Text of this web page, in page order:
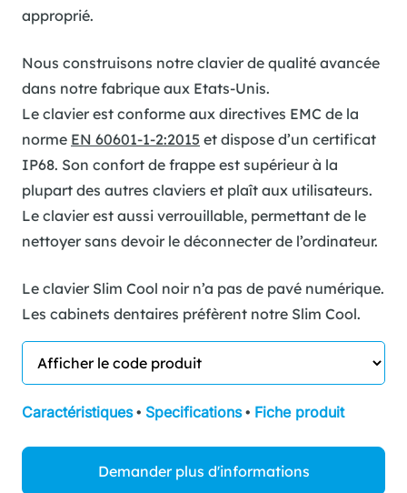
approprié.
Nous construisons notre clavier de qualité avancée
dans notre fabrique aux Etats-Unis.
Le clavier est conforme aux directives EMC de la
norme EN 60601-1-2:2015 et dispose d’un certificat
IP68. Son confort de frappe est supérieur à la
plupart des autres claviers et plaît aux utilisateurs.
Le clavier est aussi verrouillable, permettant de le
nettoyer sans devoir le déconnecter de l’ordinateur.
Le clavier Slim Cool noir n’a pas de pavé numérique.
Les cabinets dentaires préfèrent notre Slim Cool.
Caractéristiques • Specifications • Fiche produit
Demander plus d'informations